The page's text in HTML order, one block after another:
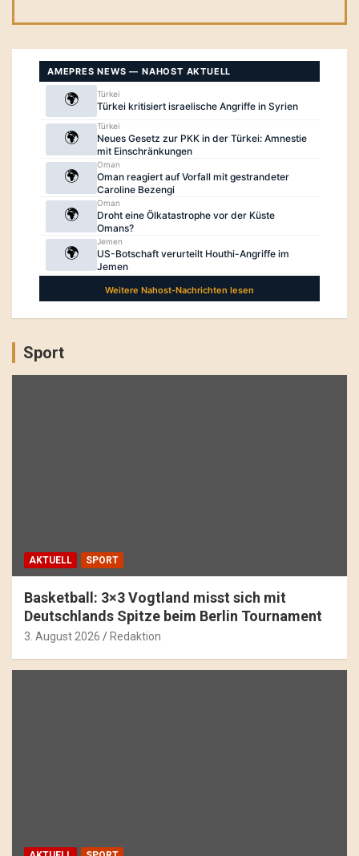
Sport
AKTUELL SPORT
Basketball: 3×3 Vogtland misst sich mit
Deutschlands Spitze beim Berlin Tournament
3. August 2026 Redaktion